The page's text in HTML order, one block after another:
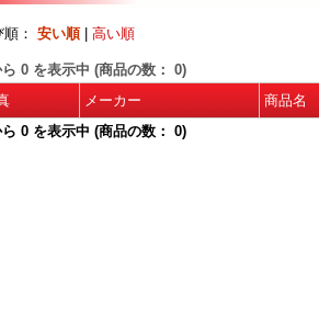
： 安い順| 高い順 在庫状
0 を表示中 (商品の数： 0)
メーカー 商品名
0 を表示中 (商品の数： 0)